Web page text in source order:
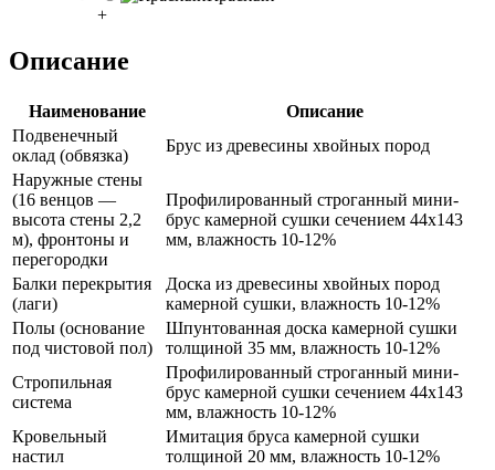
+
Описание
Наименование
Описание
Подвенечный
оклад (обвязка)
Брус из древесины хвойных пород
Наружные стены
(16 венцов —
высота стены 2,2
м), фронтоны и
перегородки
Профилированный строганный мини-
брус камерной сушки сечением 44х143
мм, влажность 10-12%
Балки перекрытия
(лаги)
Доска из древесины хвойных пород
камерной сушки, влажность 10-12%
Полы (основание
под чистовой пол)
Шпунтованная доска камерной сушки
толщиной 35 мм, влажность 10-12%
Стропильная
система
Профилированный строганный мини-
брус камерной сушки сечением 44х143
мм, влажность 10-12%
Кровельный
настил
Имитация бруса камерной сушки
толщиной 20 мм, влажность 10-12%